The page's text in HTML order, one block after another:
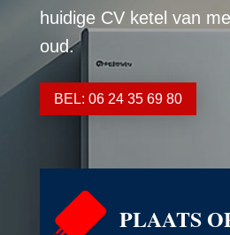
huidige CV ketel van
oud.
BEL: 06 24 35 69 80
PLAATS